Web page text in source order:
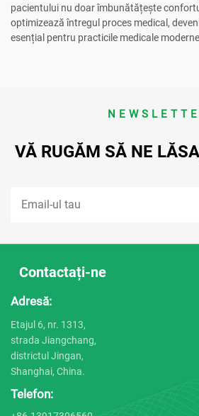
pacientului nu doar îmbunătățește
optimizează întregul proces medical,
esențial pentru practicile medicale
VĂ RUGĂM SĂ NE
Contactați-ne
Adresă:
Etajul 6, nr. 1313,
strada Jiangchang,
districtul Jingan,
Shanghai, China.
Telefon: